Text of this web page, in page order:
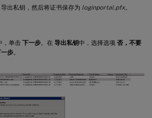
出私钥，然后将证书保存为 loginportal.pfx。
，单击 下一步。在 导出私钥中，选择选项 否，不要
步。